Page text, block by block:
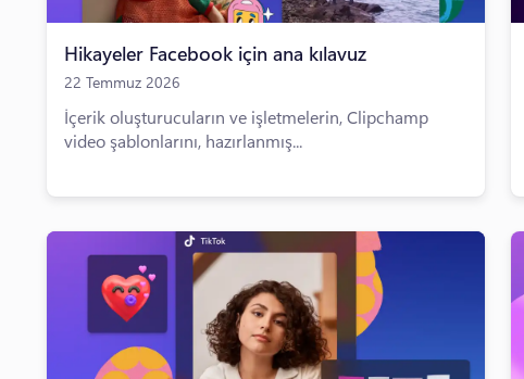
Hikayeler Facebook için ana kılavuz
22 Temmuz 2026
İçerik oluşturucuların ve işletmelerin, Clipchamp
video şablonlarını, hazırlanmış...